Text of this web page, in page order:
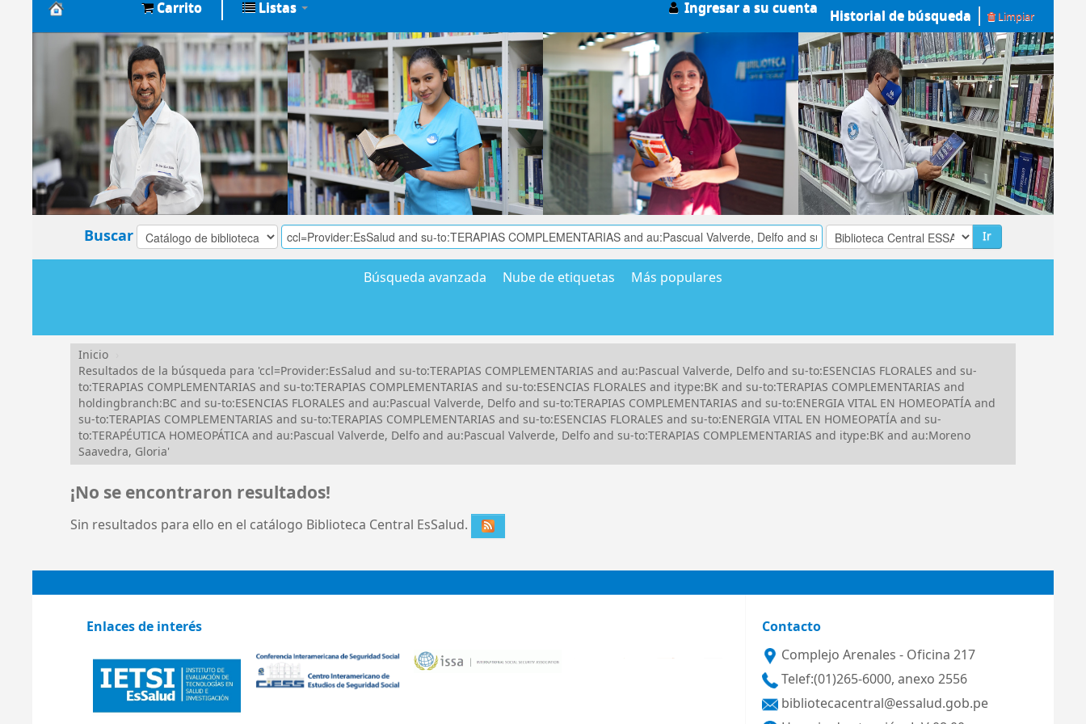
Biblioteca
Central
EsSalud
Carrito Listas Ingresar a su cuenta Historial de búsqueda Limpiar
Buscar Ir
Búsqueda avanzada Nube de etiquetas Más populares
Inicio
Resultados de la búsqueda para 'ccl=Provider:EsSalud and su-to:TERAPIAS COMPLEMENTARIAS and au:Pascual Valverde, Delfo and su-to:ESENCIAS FLORALES and su-
to:TERAPIAS COMPLEMENTARIAS and su-to:TERAPIAS COMPLEMENTARIAS and su-to:ESENCIAS FLORALES and itype:BK and su-to:TERAPIAS COMPLEMENTARIAS and
holdingbranch:BC and su-to:ESENCIAS FLORALES and au:Pascual Valverde, Delfo and su-to:TERAPIAS COMPLEMENTARIAS and su-to:ENERGIA VITAL EN HOMEOPATÍA and
su-to:TERAPIAS COMPLEMENTARIAS and su-to:TERAPIAS COMPLEMENTARIAS and su-to:ESENCIAS FLORALES and su-to:ENERGIA VITAL EN HOMEOPATÍA and su-
to:TERAPÉUTICA HOMEOPÁTICA and au:Pascual Valverde, Delfo and au:Pascual Valverde, Delfo and su-to:TERAPIAS COMPLEMENTARIAS and itype:BK and au:Moreno
Saavedra, Gloria'
¡No se encontraron resultados!
Sin resultados para ello en el catálogo Biblioteca Central EsSalud.
Enlaces de interés
Contacto
Complejo Arenales - Oficina 217
Telef:(01)265-6000, anexo 2556
bibliotecacentral@essalud.gob.pe